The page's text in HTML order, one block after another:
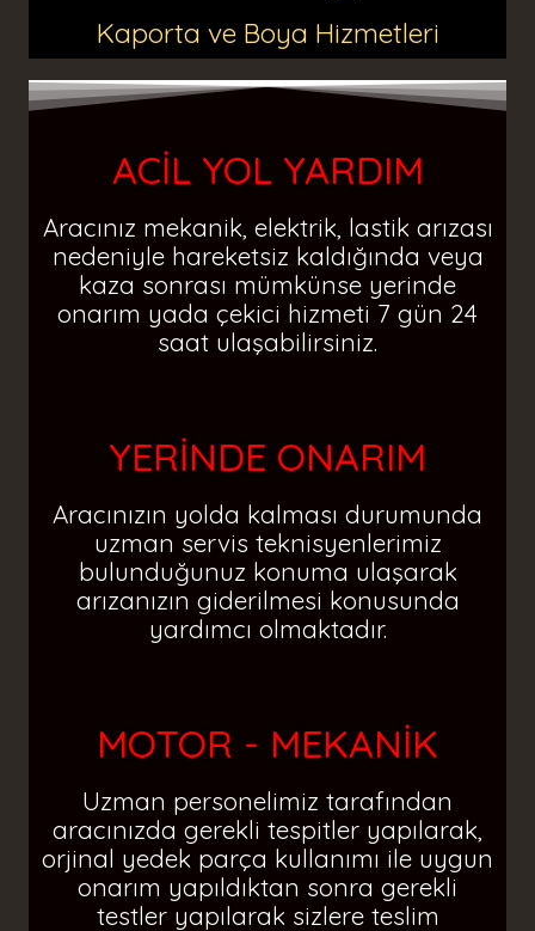
Kaporta ve Boya Hizmetleri
ACİL YOL YARDIM
Aracınız mekanik, elektrik, lastik arızası
nedeniyle hareketsiz kaldığında veya
kaza sonrası mümkünse yerinde
onarım yada çekici hizmeti 7 gün 24
saat ulaşabilirsiniz.
YERİNDE ONARIM
Aracınızın yolda kalması durumunda
uzman servis teknisyenlerimiz
bulunduğunuz konuma ulaşarak
arızanızın giderilmesi konusunda
yardımcı olmaktadır.
MOTOR - MEKANİK
Uzman personelimiz tarafından
aracınızda gerekli tespitler yapılarak,
orjinal yedek parça kullanımı ile uygun
onarım yapıldıktan sonra gerekli
testler yapılarak sizlere teslim